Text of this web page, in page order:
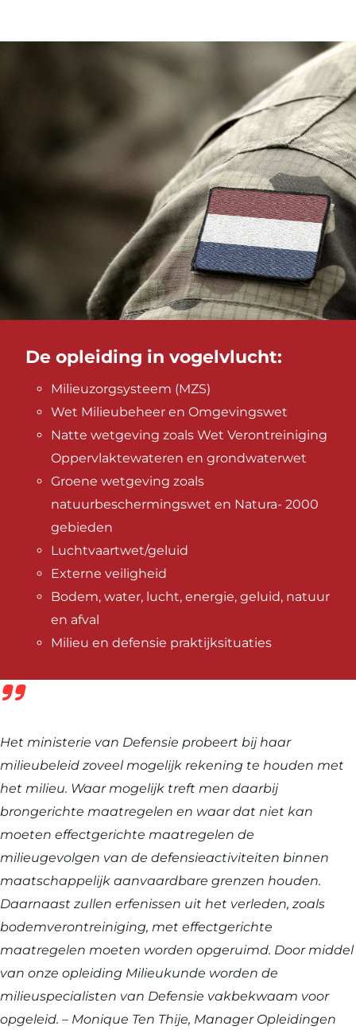
De opleiding in vogelvlucht:
Milieuzorgsysteem (MZS)
Wet Milieubeheer en Omgevingswet
Natte wetgeving zoals Wet Verontreiniging
Oppervlaktewateren en grondwaterwet
Groene wetgeving zoals
natuurbeschermingswet en Natura- 2000
gebieden
Luchtvaartwet/geluid
Externe veiligheid
Bodem, water, lucht, energie, geluid, natuur
en afval
Milieu en defensie praktijksituaties
Het ministerie van Defensie probeert bij haar
milieubeleid zoveel mogelijk rekening te houden met
het milieu. Waar mogelijk treft men daarbij
brongerichte maatregelen en waar dat niet kan
moeten effectgerichte maatregelen de
milieugevolgen van de defensieactiviteiten binnen
maatschappelijk aanvaardbare grenzen houden.
Daarnaast zullen erfenissen uit het verleden, zoals
bodemverontreiniging, met effectgerichte
maatregelen moeten worden opgeruimd. Door middel
van onze opleiding Milieukunde worden de
milieuspecialisten van Defensie vakbekwaam voor
opgeleid. – Monique Ten Thije, Manager Opleidingen